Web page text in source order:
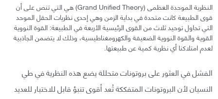
النظرية الموحدة العظمى (Grand Unified Theory) هي التي تنص على أن
قوى الطبيعة كانت متحدة في بداية الزمن وهي إحدى نظريات الحقل الموحد
التي تحاول توحيد ثلاث من القوى الرئيسية الأربعة في الطبيعة: القوة النووية
القوية والقوة النووية الضعيفة والكهرومغناطيسية، وذلك لا يتضمن الجاذبية
لعدم امتلاكنا أي نظرية كمية عن طبيعتها.
الفشل في العثور على بروتونات متحللة يضع هذه النظرية في طي
النسيان لأن البروتونات المتفككة تُعد أقوى تنبؤ قابل للاختبار للعديد